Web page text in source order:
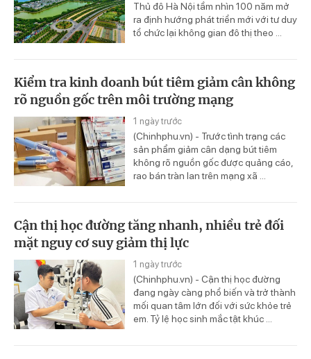
Thủ đô Hà Nội tầm nhìn 100 năm mở
ra định hướng phát triển mới với tư duy
tổ chức lại không gian đô thị theo ...
Kiểm tra kinh doanh bút tiêm giảm cân không
rõ nguồn gốc trên môi trường mạng
1 ngày trước
(Chinhphu.vn) - Trước tình trạng các
sản phẩm giảm cân dạng bút tiêm
không rõ nguồn gốc được quảng cáo,
rao bán tràn lan trên mạng xã ...
Cận thị học đường tăng nhanh, nhiều trẻ đối
mặt nguy cơ suy giảm thị lực
1 ngày trước
(Chinhphu.vn) - Cận thị học đường
đang ngày càng phổ biến và trở thành
mối quan tâm lớn đối với sức khỏe trẻ
em. Tỷ lệ học sinh mắc tật khúc ...